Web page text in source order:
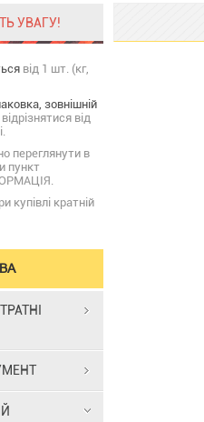
УВАГУ!
від 1 шт. (кг,
зовнішній
від
переглянути в
пункт
купівлі кратній